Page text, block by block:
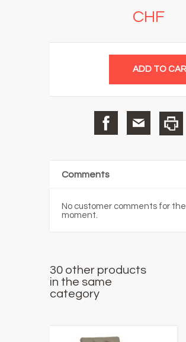
CHF
Comments
No customer comments for the
moment.
30 other products
in the same
category